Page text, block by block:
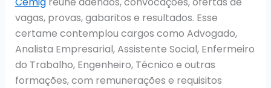
vagas, provas, gabaritos e resultados. Esse
certame contemplou cargos como Advogado,
Analista Empresarial, Assistente Social, Enfermeiro
do Trabalho, Engenheiro, Técnico e outras
formações, com remunerações e requisitos